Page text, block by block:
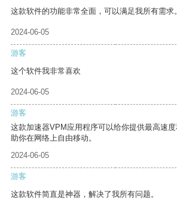
这款软件的功能非常全面，可以满足我所有需求。
2024-06-05
游客
这个软件我非常喜欢
2024-06-05
游客
这款加速器VPM应用程序可以给你提供最高速
助你在网络上自由移动。
2024-06-05
游客
这款软件简直是神器，解决了我所有问题。